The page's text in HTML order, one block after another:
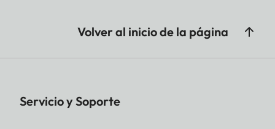
Volver al inicio de la página
Servicio y Soporte